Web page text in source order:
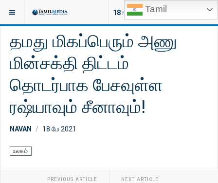
Tamil
18 NEW ARTICLES
இருக்குமிடம்: செய்திகள் விளையாட்டு
தமது மிகப்பெரும் அணு
மின்சக்தி திட்டம்
தொடர்பாக பேசவுள்ள
ரஷ்யாவும் சீனாவும்!
NAVAN 18 மே 2021
உலகம்
PREVIOUS ARTICLE NEXT ARTICLE